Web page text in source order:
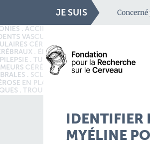
JE SUIS
IDENTIFIER
MYÉLINE